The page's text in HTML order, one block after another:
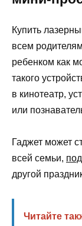
Купить
всем
ребенком как
такого
в кинотеатр,
или
Гаджет может
всей семьи,
другой
Читайте